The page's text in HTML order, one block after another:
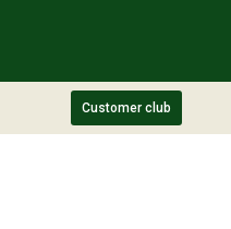
Customer club